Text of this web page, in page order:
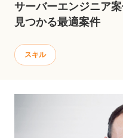
サーバーエンジニア
見つかる最適案件
スキル